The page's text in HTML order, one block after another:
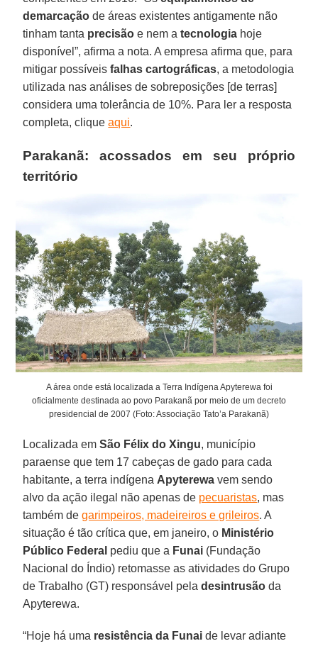
demarcação de áreas existentes antigamente não
tinham tanta precisão e nem atecnologia hoje
disponível”, afirma a nota. A empresa afirma que, para
mitigar possíveisfalhas cartográficas, a metodologia
utilizada nas análises de sobreposições [de terras]
considera uma tolerância de 10%. Para ler a resposta
completa, cliqueaqui.
Parakanã: acossados em seu próprio
território
A área onde está localizada a Terra Indígena Apyterewa foi
oficialmente destinada ao povo Parakanã por meio de um decreto
presidencial de 2007 (Foto: Associação Tato’a Parakanã)
Localizada emSão Félix do Xingu, município
paraense que tem 17 cabeças de gado para cada
habitante, a terra indígena Apyterewa vem sendo
alvo da ação ilegal não apenas de pecuaristas, mas
também degarimpeiros, madeireiros e grileiros. A
situação é tão crítica que, em janeiro, o Ministério
Público Federal pediu que a Funai (Fundação
Nacional do Índio) retomasse as atividades do Grupo
de Trabalho (GT) responsável peladesintrusão da
Apyterewa.
“Hoje há uma resistência da Funai de levar adiante